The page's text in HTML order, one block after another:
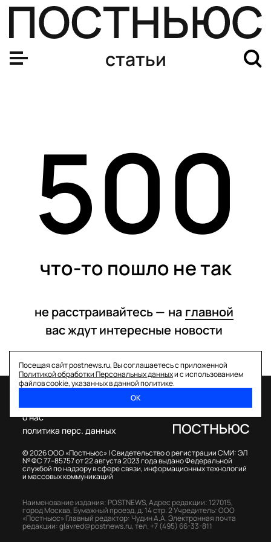
статьи
500
что-то пошло не так
не расстраивайтесь — на главной
вас ждут интересные новости
Посещая сайт postnews.ru, Вы соглашаетесь с приложенной
Политикой обработки Персональных данныхи с использованием
файлов cookie, указанных в данной политике.
ОК
© 2026 ООО «Постньюс» |Свидетельство о регистрации СМИ: ЭЛ
№ ФС 77–85757 от 22 августа 2023 года выдано Федеральной
службой по надзору в сфере связи, информационных технологий
и массовых коммуникаций
о нас
политика перс. данных
Наименование издания: POSTNEWS,Адрес редакции: 127015,
город Москва, Бумажный проезд, д. 14 стр. 2Учредитель: ООО
«Постньюс» Главный редактор: Чудин А.А.Электронная почта
редакции:glavred@postnews.ru,тел. +7 (495) 66-33-811